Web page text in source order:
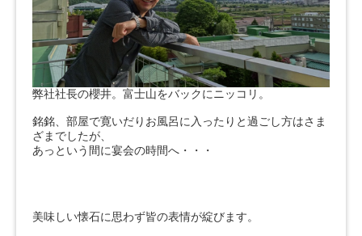
弊社社長の櫻井。富士山をバックにニッコリ。
銘銘、部屋で寛いだりお風呂に入ったりと過ごし方はさま
ざまでしたが、
あっという間に宴会の時間へ・・・
美味しい懐石に思わず皆の表情が綻びます。